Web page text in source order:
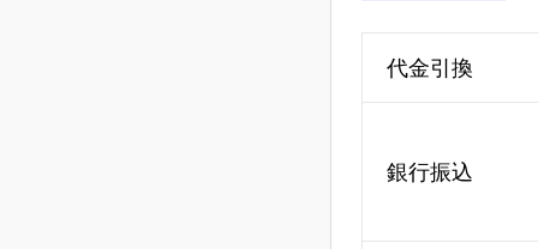
代金引換
銀行振込